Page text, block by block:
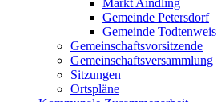
Markt Aindling
Gemeinde Petersdorf
Gemeinde Todtenweis
Gemeinschaftsvorsitzende
Gemeinschaftsversammlung
Sitzungen
Ortspläne